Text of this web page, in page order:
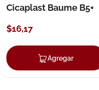
Cicaplast Baume B5+
$16,17
Agregar